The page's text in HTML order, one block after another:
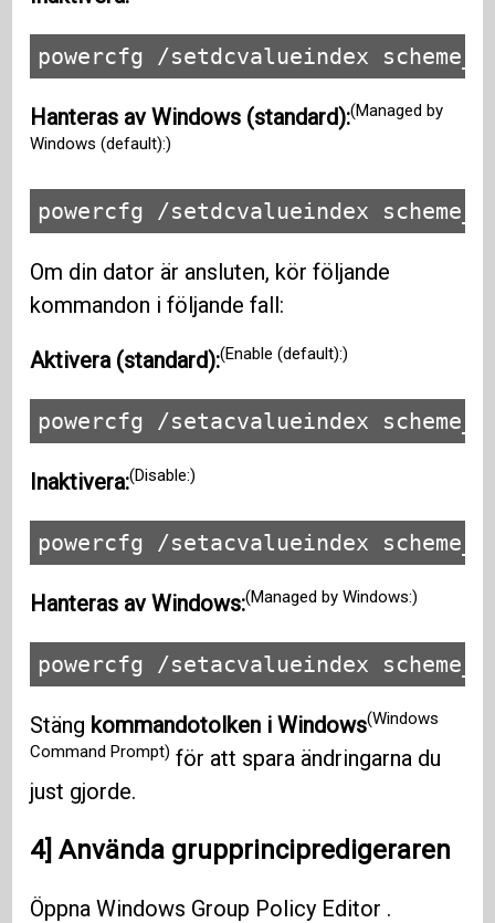
powercfg /setdcvalueindex
Hanteras av Windows (standard):(Managed by
Windows (default):)
powercfg /setdcvalueindex
Om din dator är ansluten, kör följande
kommandon i följande fall:
Aktivera (standard):(Enable (default):)
powercfg /setacvalueindex
Inaktivera:(Disable:)
powercfg /setacvalueindex
Hanteras av Windows:(Managed by Windows:)
powercfg /setacvalueindex
Stäng kommandotolken i Windows(Windows
Command Prompt) för att spara ändringarna du
just gjorde.
4] Använda grupprincipredigeraren
Öppna Windows Group Policy Editor .